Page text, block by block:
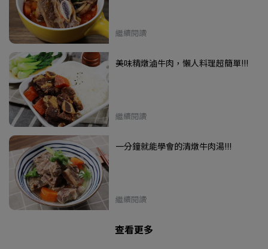
繼續閱讀
美味精燉滷牛肉，懶人料理超簡單!!!
繼續閱讀
一分鐘就能學會的清燉牛肉湯!!!
繼續閱讀
查看更多